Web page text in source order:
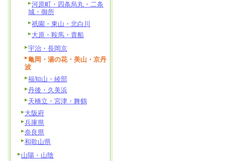
河原町・四条烏丸・二条
城・御所
祇園・東山・北白川
大原・鞍馬・貴船
宇治・長岡京
亀岡・湯の花・美山・京丹
波
福知山・綾部
丹後・久美浜
天橋立・宮津・舞鶴
大阪府
兵庫県
奈良県
和歌山県
山陽・山陰